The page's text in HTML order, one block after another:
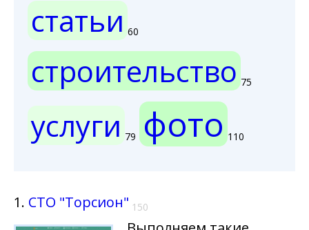
статьи 60
строительство 75
услуги 79 фото 110
1. СТО "Торсион" 150